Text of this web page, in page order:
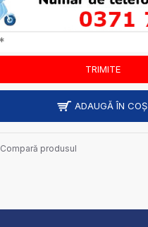
ADAUGĂ ÎN COŞ
Compară produsul